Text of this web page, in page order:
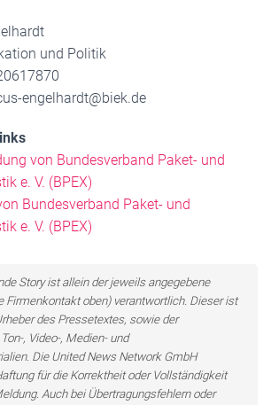
und Politik
engelhardt@biek.de
von Bundesverband Paket- und
e. V. (BPEX)
Bundesverband Paket- und
e. V. (BPEX)
Story ist allein der jeweils angegebene
Firmenkontakt oben) verantwortlich. Dieser ist
des Pressetextes, sowie der
, Video-, Medien- und
Die United News Network GmbH
für die Korrektheit oder Vollständigkeit
Auch bei Übertragungsfehlern oder